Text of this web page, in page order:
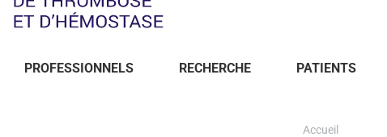
PROFESSIONNELS RECHERCHE PATIENTS
Accueil